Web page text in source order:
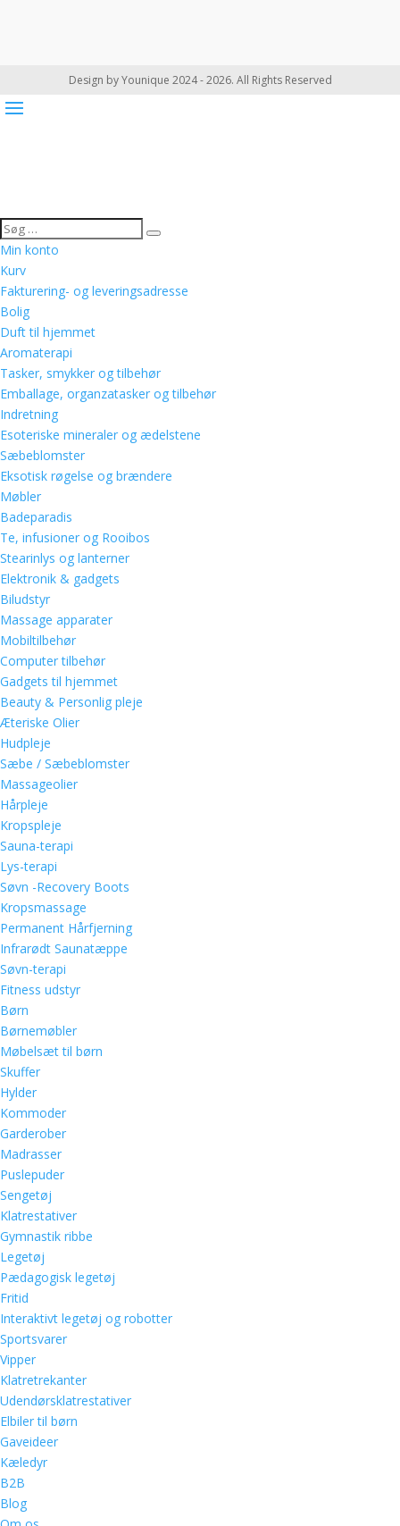
Design by Younique 2024 - 2026. All Rights Reserved
Min konto
Kurv
Fakturering- og leveringsadresse
Bolig
Duft til hjemmet
Aromaterapi
Tasker, smykker og tilbehør
Emballage, organzatasker og tilbehør
Indretning
Esoteriske mineraler og ædelstene
Sæbeblomster
Eksotisk røgelse og brændere
Møbler
Badeparadis
Te, infusioner og Rooibos
Stearinlys og lanterner
Elektronik & gadgets
Biludstyr
Massage apparater
Mobiltilbehør
Computer tilbehør
Gadgets til hjemmet
Beauty & Personlig pleje
Æteriske Olier
Hudpleje
Sæbe / Sæbeblomster
Massageolier
Hårpleje
Kropspleje
Sauna-terapi
Lys-terapi
Søvn -Recovery Boots
Kropsmassage
Permanent Hårfjerning
Infrarødt Saunatæppe
Søvn-terapi
Fitness udstyr
Børn
Børnemøbler
Møbelsæt til børn
Skuffer
Hylder
Kommoder
Garderober
Madrasser
Puslepuder
Sengetøj
Klatrestativer
Gymnastik ribbe
Legetøj
Pædagogisk legetøj
Fritid
Interaktivt legetøj og robotter
Sportsvarer
Vipper
Klatretrekanter
Udendørsklatrestativer
Elbiler til børn
Gaveideer
Kæledyr
B2B
Blog